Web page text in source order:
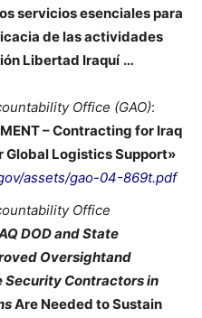
servicios esenciales para
de las actividades
Libertad Iraquí …
Office (GAO):
– Contracting for Iraq
Global Logistics Support»
assets/gao-04-869t.pdf
Office
DOD and State
Oversightand
Security Contractors in
Are Needed to Sustain